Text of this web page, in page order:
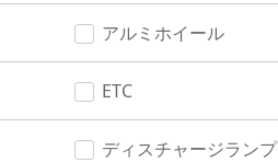
アルミホイール
ETC
ディスチャージランプ